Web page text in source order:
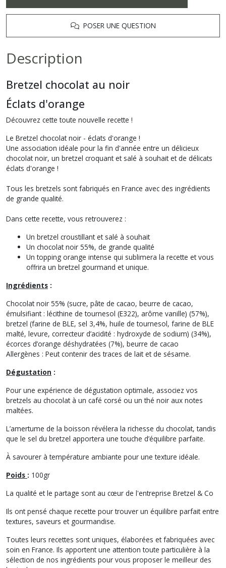
POSER UNE QUESTION
Description
Bretzel chocolat au noir
Éclats d'orange
Découvrez cette toute nouvelle recette !
Le Bretzel chocolat noir - éclats d'orange !
Une association idéale pour la fin d'année entre un délicieux
chocolat noir, un bretzel croquant et salé à souhait et de délicats
éclats d'orange !
Tous les bretzels sont fabriqués en France avec des ingrédients
de grande qualité.
Dans cette recette, vous retrouverez :
Un bretzel croustillant et salé à souhait
Un chocolat noir 55%, de grande qualité
Un topping orange intense qui sublimera la recette et vous
offrira un bretzel gourmand et unique.
Ingrédients :
Chocolat noir 55% (sucre, pâte de cacao, beurre de cacao,
émulsifiant : lécithine de tournesol (E322), arôme vanille) (57%),
bretzel (farine de BLE, sel 3,4%, huile de tournesol, farine de BLE
malté, levure, correcteur d’acidité : hydroxyde de sodium) (34%),
écorces d’orange déshydratées (7%), beurre de cacao
Allergènes : Peut contenir des traces de lait et de sésame.
Dégustation :
Pour une expérience de dégustation optimale, associez vos
bretzels au chocolat à un café corsé ou un thé noir aux notes
maltées.
L’amertume de la boisson révélera la richesse du chocolat, tandis
que le sel du bretzel apportera une touche d’équilibre parfaite.
À savourer à température ambiante pour une texture idéale.
Poids : 100gr
La qualité et le partage sont au cœur de l'entreprise Bretzel & Co
Ils ont pensé chaque recette pour trouver un équilibre parfait entre
textures, saveurs et gourmandise.
Toutes leurs recettes sont uniques, élaborées et fabriquées avec
soin en France. Ils apportent une attention toute particulière à la
sélection de nos ingrédients pour vous proposer le meilleur des